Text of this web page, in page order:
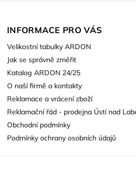
INFORMACE PRO VÁS
Velikostní tabulky ARDON
Jak se správně změřit
Katalog ARDON 24/25
O naší firmě a kontakty
Reklamace a vrácení zboží
Reklamační řád - prodejna Ústí nad
Obchodní podmínky
Podmínky ochrany osobních údajů